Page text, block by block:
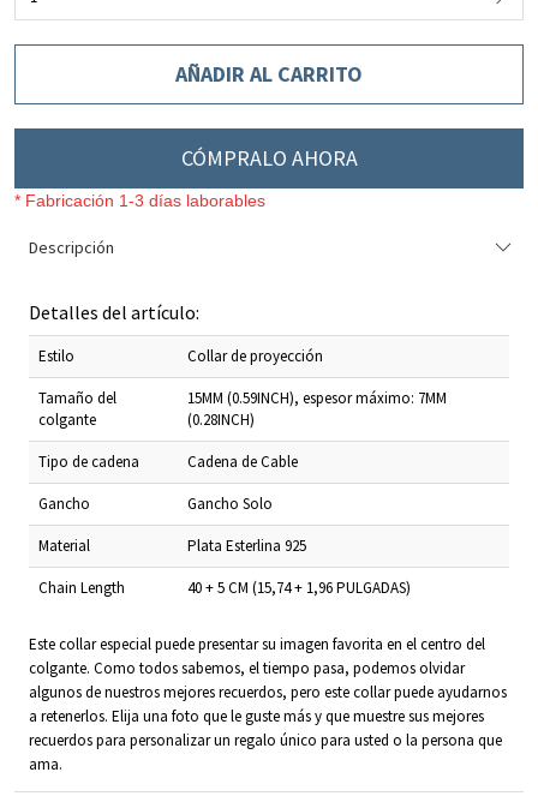
AÑADIR AL CARRITO
CÓMPRALO AHORA
* Fabricación 1-3 días laborables
Descripción
Detalles del artículo:
Estilo Collar de proyección
Tamaño del
colgante
15MM (0.59INCH), espesor máximo: 7MM
(0.28INCH)
Tipo de cadena Cadena de Cable
Gancho Gancho Solo
Material Plata Esterlina 925
Chain Length 40 + 5 CM (15,74 + 1,96 PULGADAS)
Este collar especial puede presentar su imagen favorita en el centro del
colgante. Como todos sabemos, el tiempo pasa, podemos olvidar
algunos de nuestros mejores recuerdos, pero este collar puede ayudarnos
a retenerlos. Elija una foto que le guste más y que muestre sus mejores
recuerdos para personalizar un regalo único para usted o la persona que
ama.